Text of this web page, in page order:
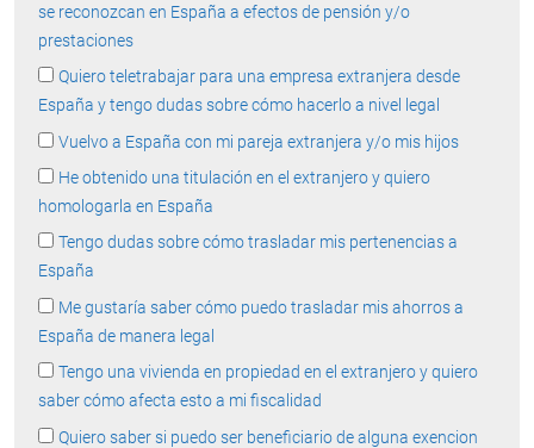
se reconozcan en España a efectos de pensión y/o
prestaciones
Quiero teletrabajar para una empresa extranjera desde
España y tengo dudas sobre cómo hacerlo a nivel legal
Vuelvo a España con mi pareja extranjera y/o mis hijos
He obtenido una titulación en el extranjero y quiero
homologarla en España
Tengo dudas sobre cómo trasladar mis pertenencias a
España
Me gustaría saber cómo puedo trasladar mis ahorros a
España de manera legal
Tengo una vivienda en propiedad en el extranjero y quiero
saber cómo afecta esto a mi fiscalidad
Quiero saber si puedo ser beneficiario de alguna exencion